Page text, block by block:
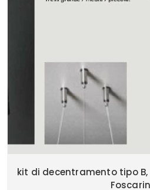
kit di decentramento tipo